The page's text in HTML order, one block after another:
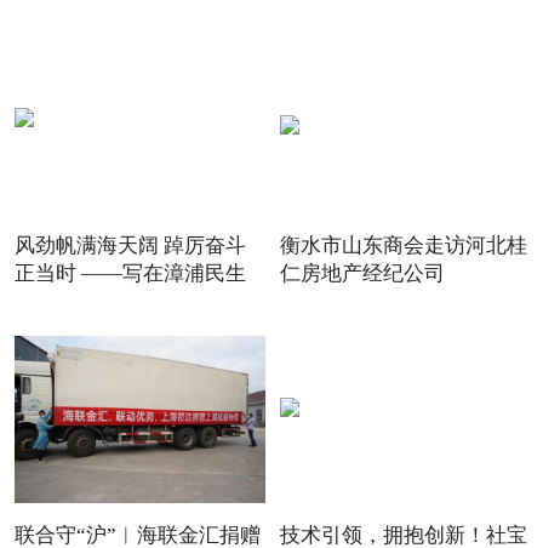
风劲帆满海天阔 踔厉奋斗
正当时 ——写在漳浦民生
衡水市山东商会走访河北桂
仁房地产经纪公司
联合守“沪”︱海联金汇捐赠
技术引领，拥抱创新！社宝